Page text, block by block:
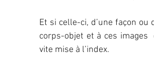
Et si celle-ci, d’une façon ou
corps-objet et à ces images
vite mise à l’index.